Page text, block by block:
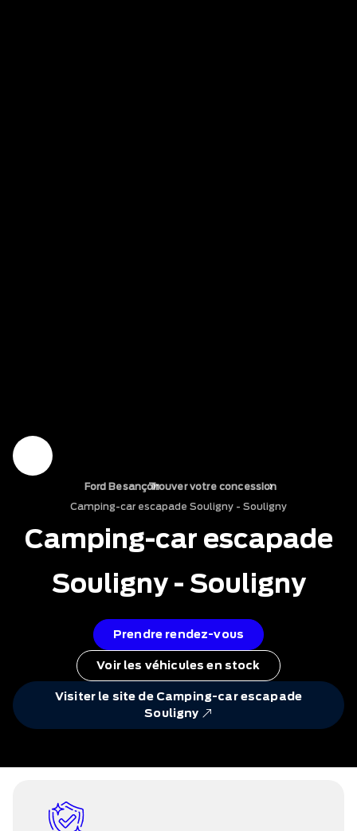
Ford Besançon
›
Trouver votre concession
›
Camping-car escapade Souligny - Souligny
Camping-car escapade
Souligny - Souligny
Prendre rendez-vous
Voir les véhicules en stock
Visiter le site de Camping-car escapade
Souligny